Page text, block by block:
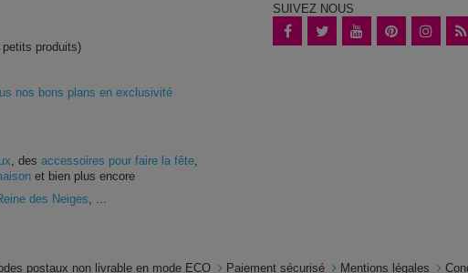
petits produits)
nos bons plans en exclusivité
, desaccessoires pour faire la fête
et bien plus encore
des Neiges
SUIVEZ NOUS
postaux non livrable en mode ECO Paiement sécurisé Mentions légales